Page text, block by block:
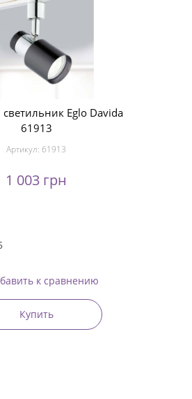
Eglo Davida
61913
Артикул: 61913
1 003 грн
к сравнению
Купить